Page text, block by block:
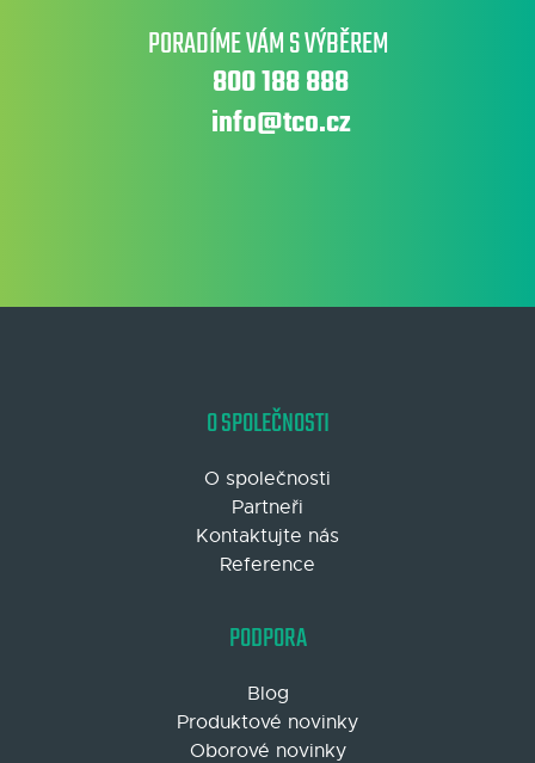
PORADÍME VÁM S VÝBĚREM
800 188 888
info@tco.cz
O SPOLEČNOSTI
O společnosti
Partneři
Kontaktujte nás
Reference
PODPORA
Blog
Produktové novinky
Oborové novinky